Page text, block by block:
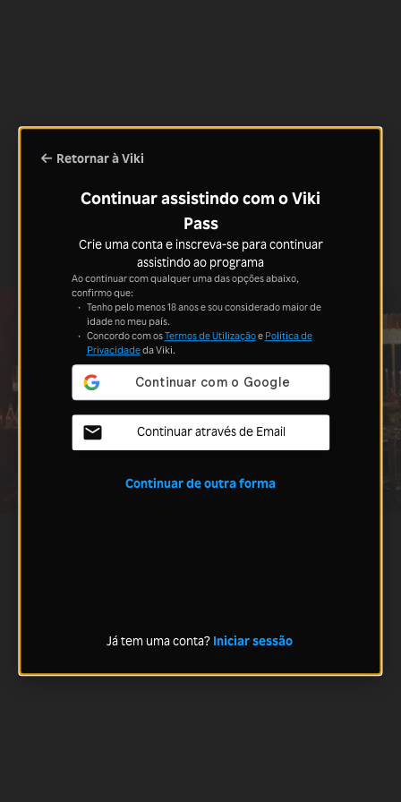
Retornar à Viki
Continuar assistindo com o Viki
Pass
Crie uma conta e inscreva-se para continuar
assistindo ao programa
Ao continuar com qualquer uma das opções abaixo,
confirmo que:
Tenho pelo menos 18 anos e sou considerado maior de
idade no meu país.
Concordo com osTermos de Utilizaçãoe Política de
Privacidadeda Viki.
Continuar através de Email
Continuar de outra forma
Já tem uma conta? Iniciar sessão